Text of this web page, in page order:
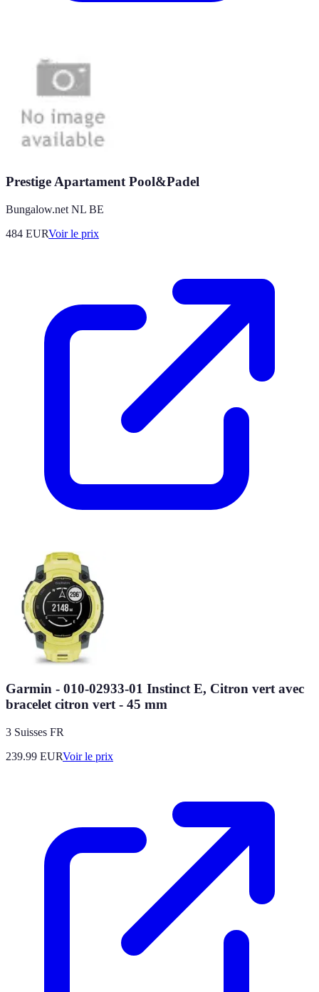
Prestige Apartament Pool&Padel
Bungalow.net NL BE
484 EURVoir le prix
Garmin - 010-02933-01 Instinct E, Citron vert avec
bracelet citron vert - 45 mm
3 Suisses FR
239.99 EURVoir le prix